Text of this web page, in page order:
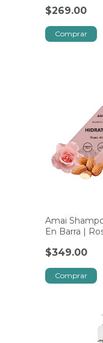
$269.00
Amai
En Barra |
$349.00